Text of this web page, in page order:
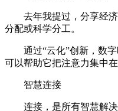
去年我提过，分享经济
分配或科学分工。
通过“云化”创新，数字
可以帮助它把注意力集中
智慧连接
连接，是所有智慧解决